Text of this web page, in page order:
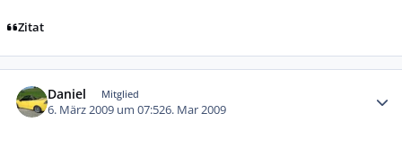
Zitat
Daniel Mitglied
6. März 2009 um 07:526. Mar 2009